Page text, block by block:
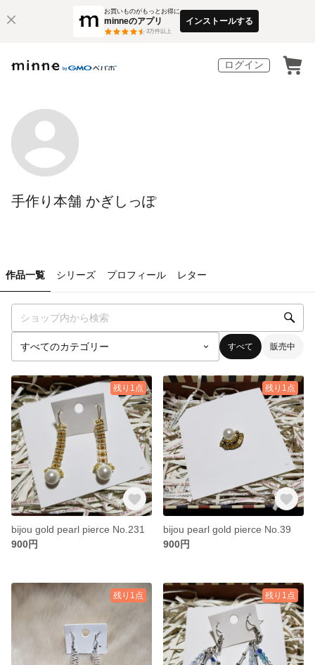
お買いものがもっとお得に
minneのアプリ
3万件以上
インストールする
ログイン
手作り本舗 かぎしっぽ
作品一覧 シリーズ プロフィール レター
すべて 販売中
残り1点
bijou gold pearl pierce No.231
900円
残り1点
bijou pearl gold pierce No.39
900円
残り1点 残り1点